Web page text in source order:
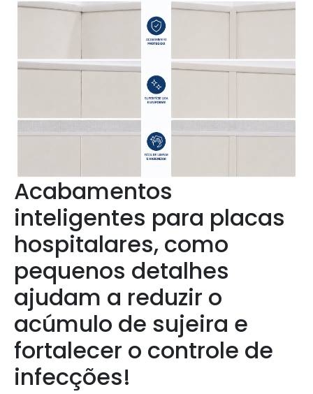
Acabamentos
inteligentes para placas
hospitalares, como
pequenos detalhes
ajudam a reduzir o
acúmulo de sujeira e
fortalecer o controle de
infecções!